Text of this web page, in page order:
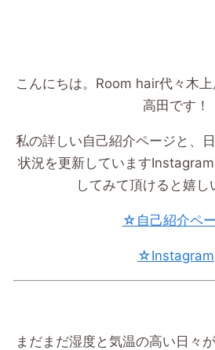
こんにちは。 Room hair代々木
高田です！
私の詳しい自己紹介ページと、
状況を更新しています
してみて頂けると嬉し
☆自己紹介ペ
☆Instagram
まだまだ湿度と気温の高い日々